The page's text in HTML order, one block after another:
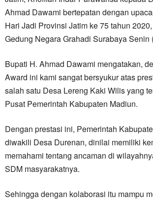
Ahmad Dawami bertepatan dengan
Hari Jadi Provinsi Jatim ke 75 tahun
Gedung Negara Grahadi Surabaya Senin
Bupati H. Ahmad Dawami mengatakan,
Award ini kami sangat bersyukur atas
salah satu Desa Lereng Kaki Wilis yang
Pusat Pemerintah Kabupaten Madiun.
Dengan prestasi ini, Pemerintah
diwakili Desa Durenan, dinilai memiliki
memahami tentang ancaman di
SDM masyarakatnya.
Sehingga dengan kolaborasi itu mampu